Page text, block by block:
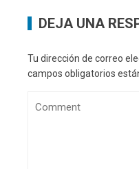
DEJA UNA
Tu dirección de correo
campos obligatorios